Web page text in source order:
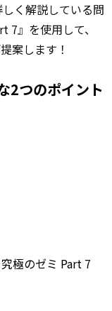
く解説している問
7』を使用して、
案します！
2つのポイント
極のゼミ Part 7